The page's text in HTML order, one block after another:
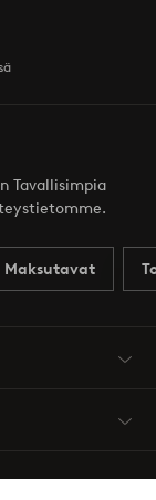
Tavallisimpia
Maksutavat